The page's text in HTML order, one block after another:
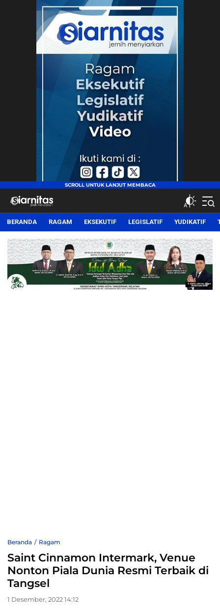
siarnitas
Jernih Menyiarkan
BERANDA RAGAM EKSEKUTIF LEGISLATIF YUDIKATIF
Beranda Ragam
Saint Cinnamon Intermark, Venue
Nonton Piala Dunia Resmi Terbaik di
Tangsel
1 Desember, 2022 14:12